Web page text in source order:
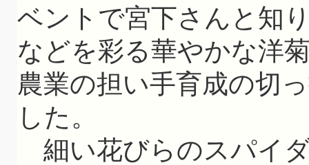
ベントで宮下さんと知
などを彩る華やかな洋
農業の担い手育成の切
した。
細い花びらのスパイ